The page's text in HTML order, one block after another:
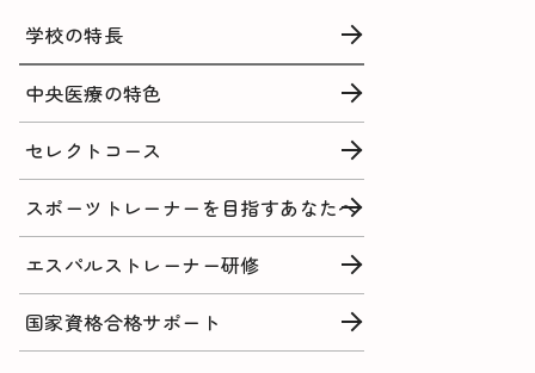
学校の特長
中央医療の特色
セレクトコース
スポーツトレーナーを目指すあなたへ
エスパルストレーナー研修
国家資格合格サポート